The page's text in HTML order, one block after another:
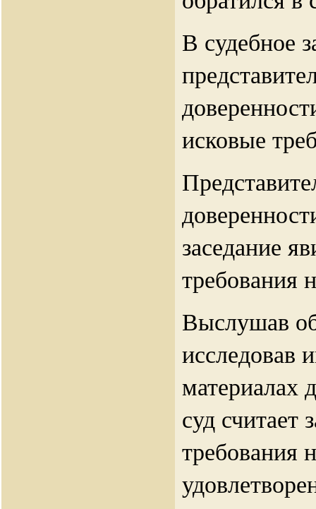
В судебное
исковые
заседание
требования
Выслушав
исследовав
материалах
суд считает
требования